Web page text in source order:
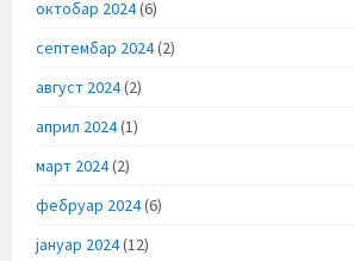
октобар 2024(6)
септембар 2024(2)
август 2024(2)
април 2024(1)
март 2024(2)
фебруар 2024(6)
јануар 2024(12)